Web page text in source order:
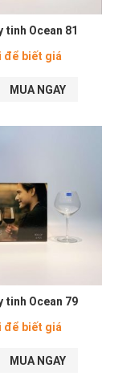
tinh Ocean 81
để biết giá
MUA NGAY
tinh Ocean 79
để biết giá
MUA NGAY